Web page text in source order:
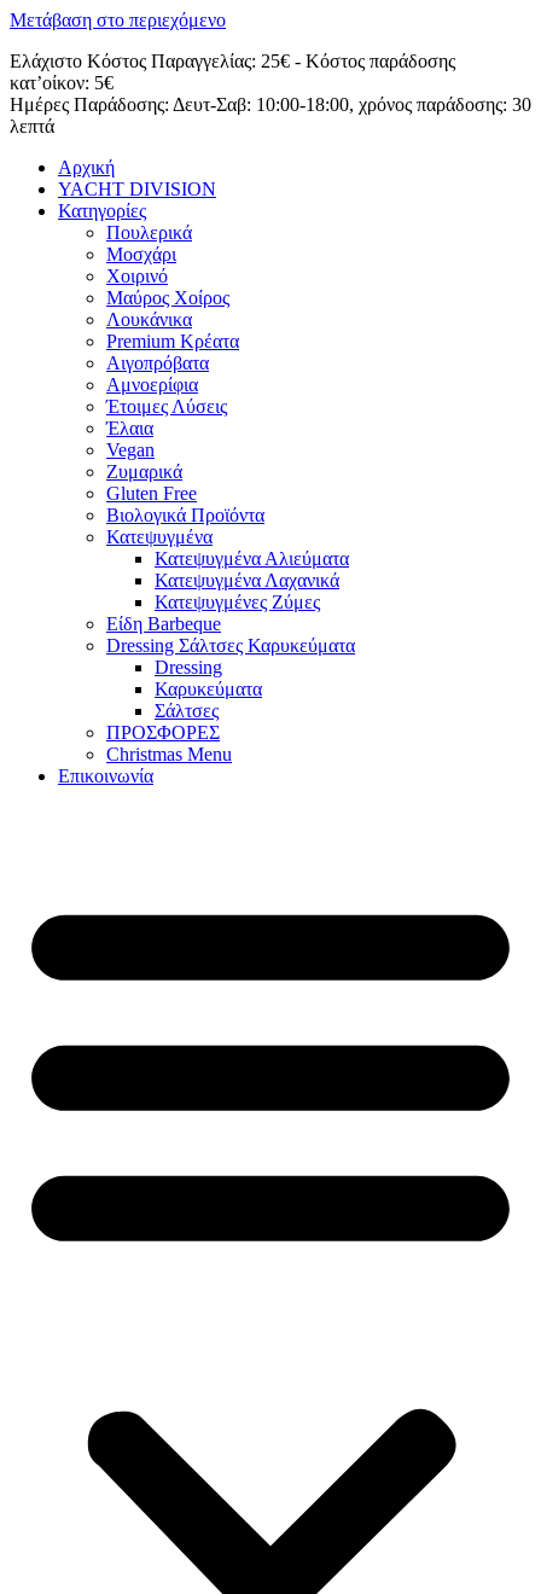
Μετάβαση στο περιεχόμενο
Ελάχιστο Κόστος Παραγγελίας: 25€ - Κόστος παράδοσης
κατ’οίκον: 5€
Ημέρες Παράδοσης: Δευτ-Σαβ: 10:00-18:00, χρόνος παράδοσης: 30
λεπτά
Αρχική
YACHT DIVISION
Κατηγορίες
Πουλερικά
Μοσχάρι
Χοιρινό
Μαύρος Χοίρος
Λουκάνικα
Premium Κρέατα
Αιγοπρόβατα
Αμνοερίφια
Έτοιμες Λύσεις
Έλαια
Vegan
Ζυμαρικά
Gluten Free
Βιολογικά Προϊόντα
Κατεψυγμένα
Κατεψυγμένα Αλιεύματα
Κατεψυγμένα Λαχανικά
Κατεψυγμένες Ζύμες
Είδη Barbeque
Dressing Σάλτσες Καρυκεύματα
Dressing
Καρυκεύματα
Σάλτσες
ΠΡΟΣΦΟΡΕΣ
Christmas Menu
Επικοινωνία